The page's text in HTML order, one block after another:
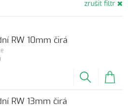
zrušit filtr
RW 10mm čirá
RW 13mm čirá